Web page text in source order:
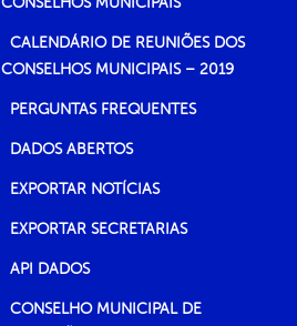
CALENDÁRIO DE REUNIÕES DOS
CONSELHOS MUNICIPAIS – 2019
PERGUNTAS FREQUENTES
DADOS ABERTOS
EXPORTAR NOTÍCIAS
EXPORTAR SECRETARIAS
API DADOS
CONSELHO MUNICIPAL DE